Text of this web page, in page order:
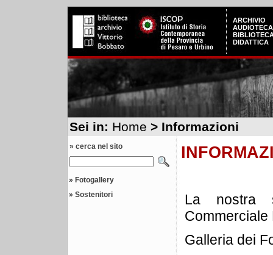
ARCHIVIO
AUDIOTECA
DIDATTICA
Sei in: Home > Informazioni
» cerca nel sito
» Fotogallery
» Sostenitori
La nostra
Commerciale
Galleria dei